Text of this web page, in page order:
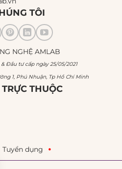
TÔI
NGHỆ AMLAB
& Đầu tư cấp ngày 25/05/2021
1, Phú Nhuận, Tp Hồ Chí Minh
THUỘC
Tuyển dụng